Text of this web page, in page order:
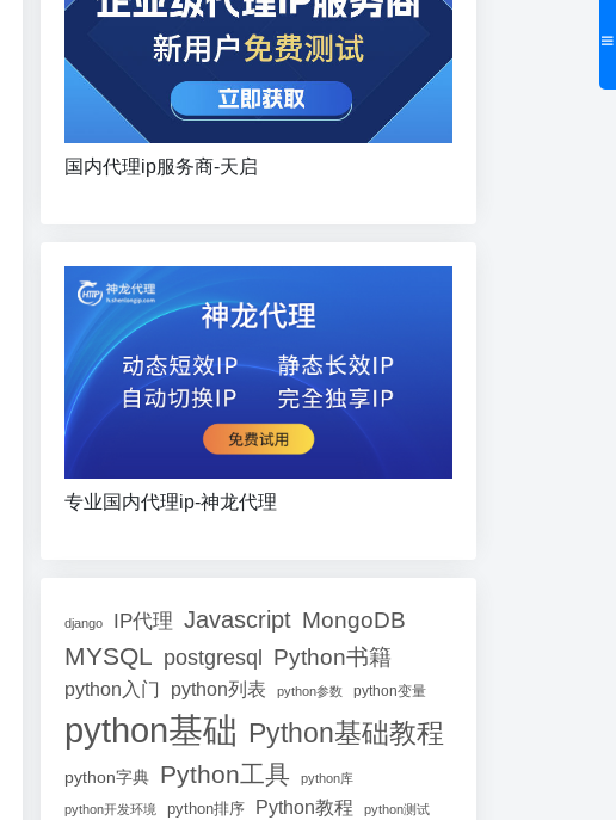
国内代理ip服务商-天启
专业国内代理ip-神龙代理
django IP代理 Javascript MongoDB
MYSQL postgresql Python书籍
python入门 python列表 python参数 python变量
python基础 Python基础教程
python字典 Python工具 python库
python开发环境 python排序 Python教程 python测试